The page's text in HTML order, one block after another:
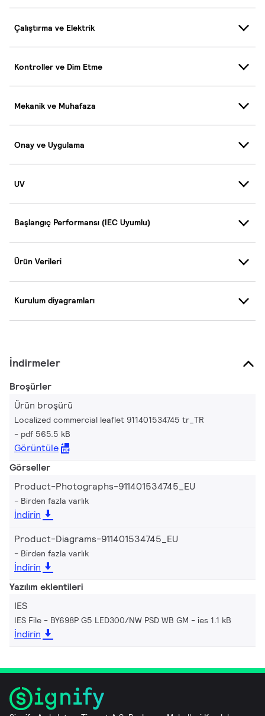
Çalıştırma ve Elektrik
Kontroller ve Dim Etme
Mekanik ve Muhafaza
Onay ve Uygulama
UV
Başlangıç Performansı (IEC Uyumlu)
Ürün Verileri
Kurulum diyagramları
İndirmeler
Broşürler
Ürün broşürü
Localized commercial leaflet 911401534745 tr_TR
pdf 565.5 kB
Görüntüle
Görseller
Product-Photographs-911401534745_EU
Birden fazla varlık
İndirin
Product-Diagrams-911401534745_EU
Birden fazla varlık
İndirin
Yazılım eklentileri
IES
IES File - BY698P G5 LED300/NW PSD WB GM ies 1.1 kB
İndirin